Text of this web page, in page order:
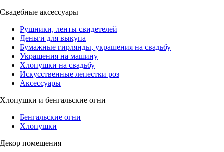
Свадебные аксессуары
Рушники, ленты свидетелей
Деньги для выкупа
Бумажные гирлянды, украшения на свадьбу
Украшения на машину
Хлопушки на свадьбу
Искусственные лепестки роз
Аксессуары
Хлопушки и бенгальские огни
Бенгальские огни
Хлопушки
Декор помещения